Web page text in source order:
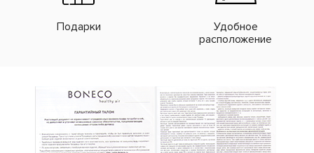
Подарки
Удобное
расположение